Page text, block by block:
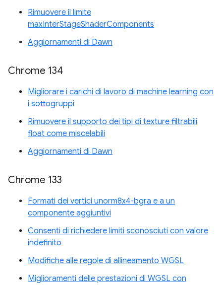
Rimuovere il limite
maxInterStageShaderComponents
Aggiornamenti di Dawn
Chrome 134
Migliorare i carichi di lavoro di machine learning con
i sottogruppi
Rimuovere il supporto dei tipi di texture filtrabili
float come miscelabili
Aggiornamenti di Dawn
Chrome 133
Formati dei vertici unorm8x4-bgra e a un
componente aggiuntivi
Consenti di richiedere limiti sconosciuti con valore
indefinito
Modifiche alle regole di allineamento WGSL
Miglioramenti delle prestazioni di WGSL con